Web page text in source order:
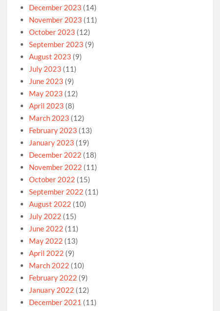
December 2023 (14)
November 2023 (11)
October 2023 (12)
September 2023 (9)
August 2023 (9)
July 2023 (11)
June 2023 (9)
May 2023 (12)
April 2023 (8)
March 2023 (12)
February 2023 (13)
January 2023 (19)
December 2022 (18)
November 2022 (11)
October 2022 (15)
September 2022 (11)
August 2022 (10)
July 2022 (15)
June 2022 (11)
May 2022 (13)
April 2022 (9)
March 2022 (10)
February 2022 (9)
January 2022 (12)
December 2021 (11)